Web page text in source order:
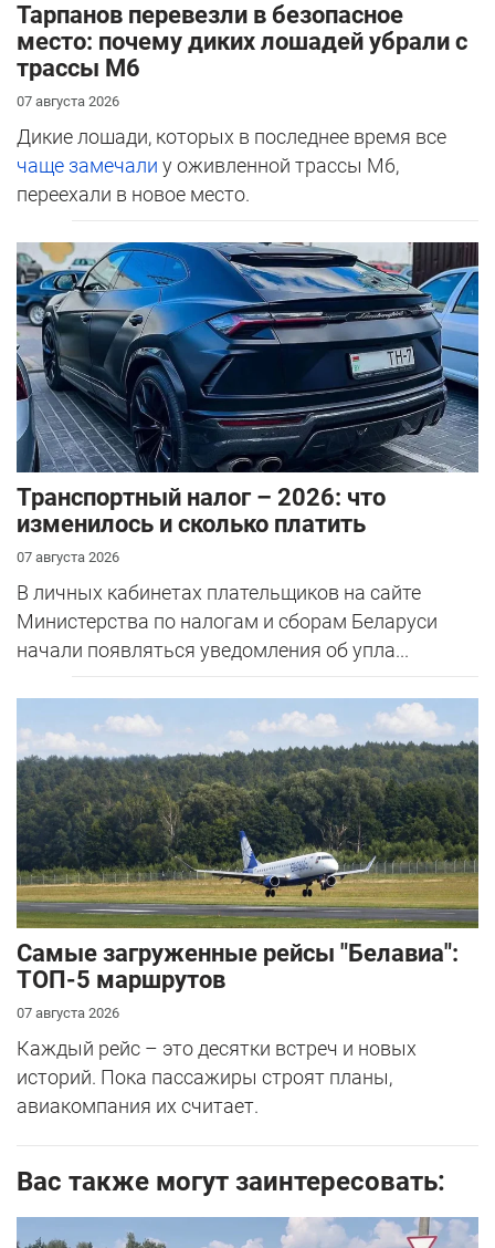
Тарпанов перевезли в безопасное
место: почему диких лошадей убрали с
трассы М6
07 августа 2026
Дикие лошади, которых в последнее время все
чаще замечали у оживленной трассы М6,
переехали в новое место.
Транспортный налог – 2026: что
изменилось и сколько платить
07 августа 2026
В личных кабинетах плательщиков на сайте
Министерства по налогам и сборам Беларуси
начали появляться уведомления об упла...
Самые загруженные рейсы "Белавиа":
ТОП-5 маршрутов
07 августа 2026
Каждый рейс – это десятки встреч и новых
историй. Пока пассажиры строят планы,
авиакомпания их считает.
Вас также могут заинтересовать: